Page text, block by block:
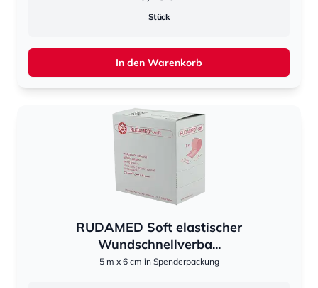
Stück
In den Warenkorb
RUDAMED Soft elastischer
Wundschnellverba...
5 m x 6 cm in Spenderpackung